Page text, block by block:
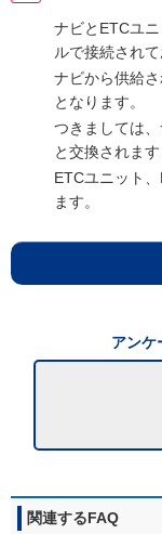
ナビとETCユ
ルで接続されて
ナビから供給
となります。
つきましては
と交換されます
ETCユニット
ます。
アンケ
関連するFAQ